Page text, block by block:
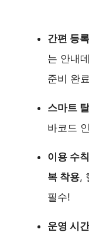
간편 등
는 안내
준비 완
스마트
바코드
이용 수
복 착용,
필수!
운영 시